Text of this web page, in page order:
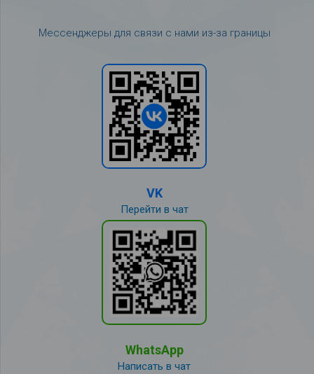
Мессенджеры для связи с нами из-за границы
VK
Перейти в чат
WhatsApp
Написать в чат